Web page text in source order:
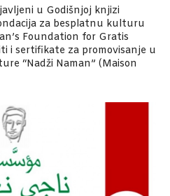
u Godišnjoj knjizi
za besplatnu kulturu
Foundation for Gratis
i sertifikate za promovisanje u
“Nadži Naman” (Maison